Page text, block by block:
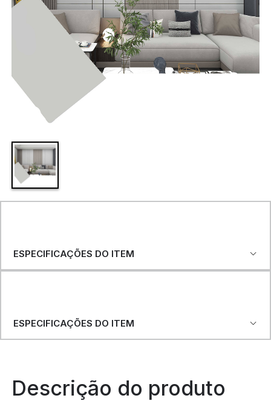
ESPECIFICAÇÕES DO ITEM
ESPECIFICAÇÕES DO ITEM
Descrição do produto